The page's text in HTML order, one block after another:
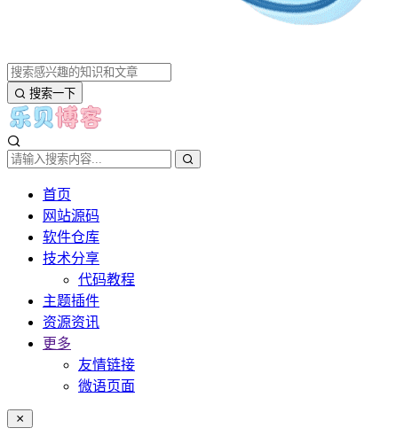
搜索一下
首页
网站源码
软件仓库
技术分享
代码教程
主题插件
资源资讯
更多
友情链接
微语页面